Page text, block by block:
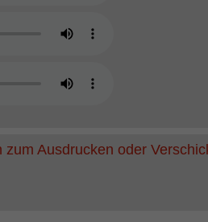
zum Ausdrucken oder